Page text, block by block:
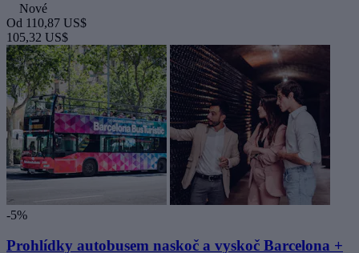
Nové
Od 110,87 US$
105,32 US$
-5%
Prohlídky autobusem naskoč a vyskoč Barcelona +